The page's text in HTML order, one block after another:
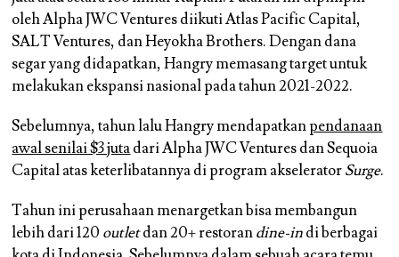
oleh Alpha JWC Ventures diikuti Atlas Pacific Capital,
SALT Ventures, dan Heyokha Brothers. Dengan dana
segar yang didapatkan, Hangry memasang target untuk
melakukan ekspansi nasional pada tahun 2021-2022.
Sebelumnya, tahun lalu Hangry mendapatkanpendanaan
awal senilai $3 jutadari Alpha JWC Ventures dan Sequoia
Capital atas keterlibatannya di program akseleratorSurge.
Tahun ini perusahaan menargetkan bisa membangun
lebih dari 120 outletdan 20+ restorandine-indi berbagai